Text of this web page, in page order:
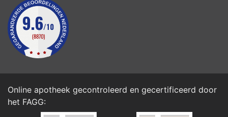
Online apotheek gecontroleerd en gecertificeerd door
het FAGG: